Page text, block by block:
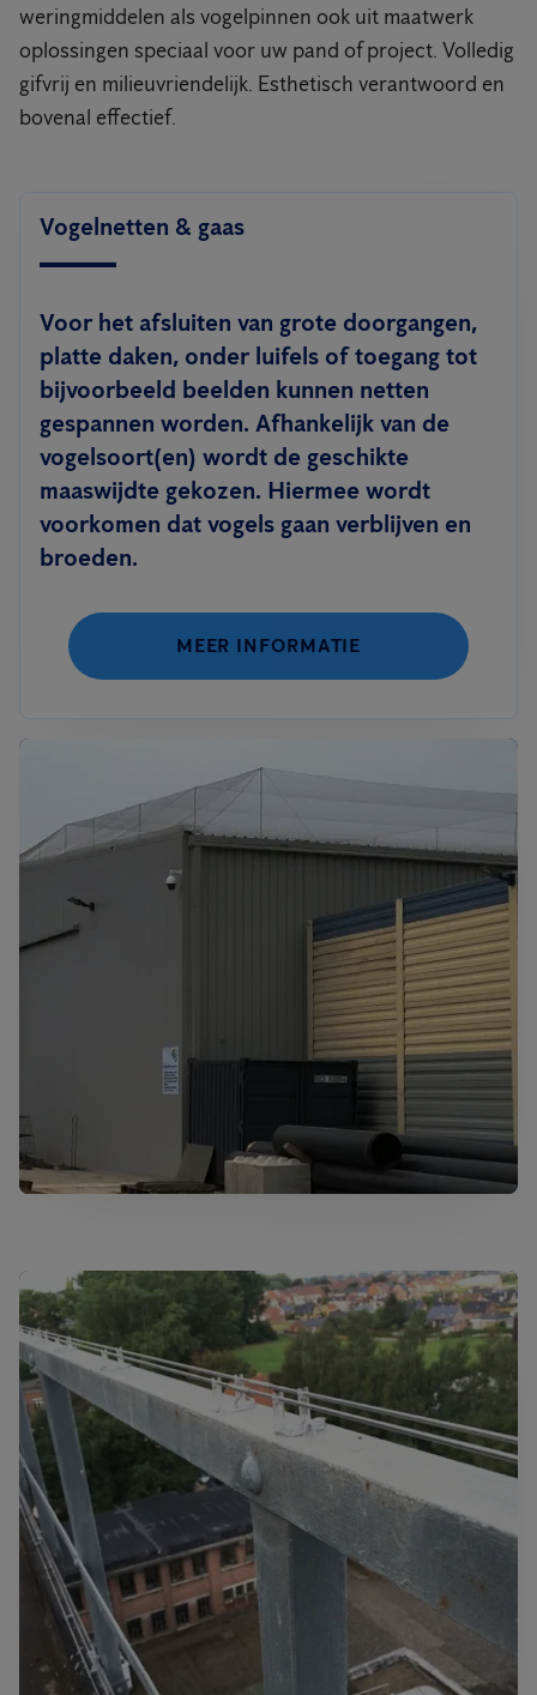
weringmiddelen als vogelpinnen ook uit maatwerk
oplossingen speciaal voor uw pand of project. Volledig
gifvrij en milieuvriendelijk. Esthetisch verantwoord en
bovenal effectief.
Vogelnetten & gaas
Voor het afsluiten van grote doorgangen,
platte daken, onder luifels of toegang tot
bijvoorbeeld beelden kunnen netten
gespannen worden. Afhankelijk van de
vogelsoort(en) wordt de geschikte
maaswijdte gekozen. Hiermee wordt
voorkomen dat vogels gaan verblijven en
broeden.
MEER INFORMATIE